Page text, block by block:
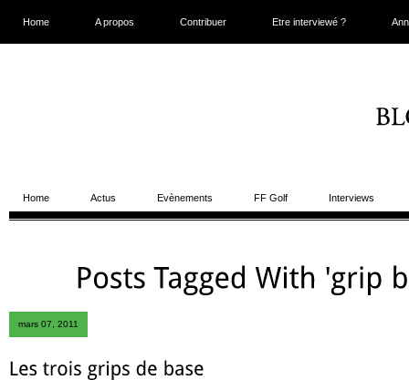
Home A propos Contribuer Etre interviewé ?
Home Actus Evènements FF Golf Interviews
mars 07, 2011